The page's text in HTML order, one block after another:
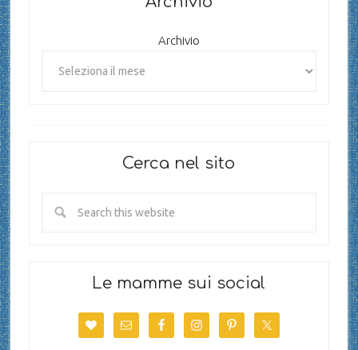
Archivio
Cerca nel sito
Le mamme sui social